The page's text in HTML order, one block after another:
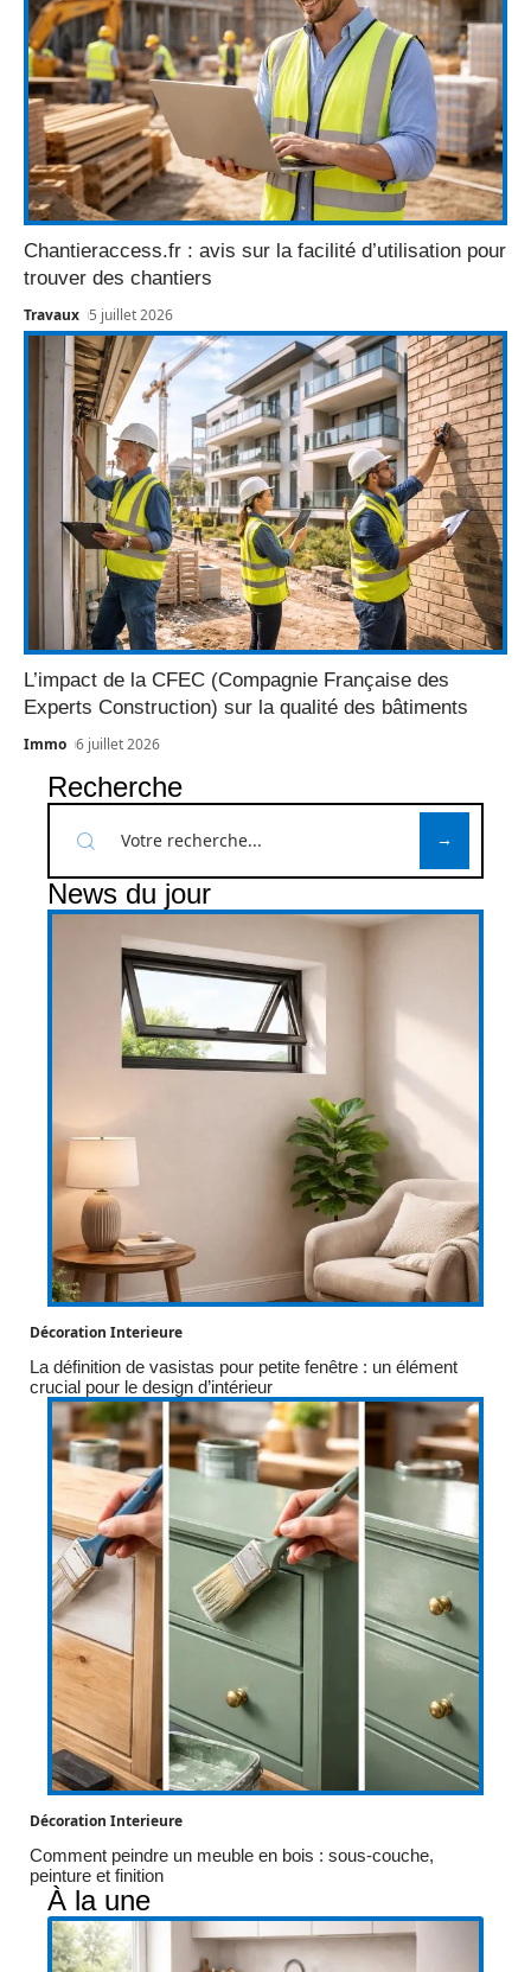
Chantieraccess.fr : avis sur la facilité d’utilisation pour
trouver des chantiers
Travaux 5 juillet 2026
L’impact de la CFEC (Compagnie Française des
Experts Construction) sur la qualité des bâtiments
Immo 6 juillet 2026
Recherche
News du jour
Décoration Interieure
La définition de vasistas pour petite fenêtre : un élément
crucial pour le design d’intérieur
Décoration Interieure
Comment peindre un meuble en bois : sous-couche,
peinture et finition
À la une